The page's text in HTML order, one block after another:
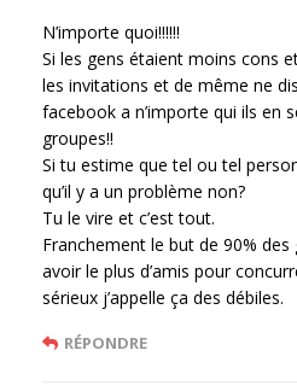
N’importe quoi!!!!!!
Si les gens étaient moins cons
les invitations et de même ne
facebook a n’importe qui ils en
groupes!!
Si tu estime que tel ou tel
qu’il y a un problème non?
Tu le vire et c’est tout.
Franchement le but de 90% des
avoir le plus d’amis pour
sérieux j’appelle ça des débiles.
RÉPONDRE